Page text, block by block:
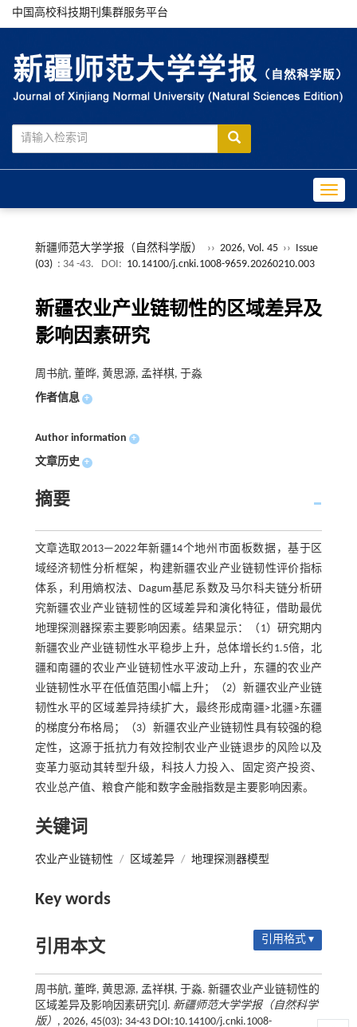
中国高校科技期刊集群服务平台
新疆师范大学学报（自然科学版） ›› 2026, Vol. 45 ›› Issue
(03) : 34 -43. DOI: 10.14100/j.cnki.1008-9659.20260210.003
新疆农业产业链韧性的区域差异及
影响因素研究
周书航, 董晔, 黄思源, 孟祥棋, 于淼
作者信息 +
Author information +
文章历史 +
摘要
文章选取2013—2022年新疆14个地州市面板数据，基于区
域经济韧性分析框架，构建新疆农业产业链韧性评价指标
体系，利用熵权法、Dagum基尼系数及马尔科夫链分析研
究新疆农业产业链韧性的区域差异和演化特征，借助最优
地理探测器探索主要影响因素。结果显示：（1）研究期内
新疆农业产业链韧性水平稳步上升，总体增长约1.5倍，北
疆和南疆的农业产业链韧性水平波动上升，东疆的农业产
业链韧性水平在低值范围小幅上升；（2）新疆农业产业链
韧性水平的区域差异持续扩大，最终形成南疆>北疆>东疆
的梯度分布格局；（3）新疆农业产业链韧性具有较强的稳
定性，这源于抵抗力有效控制农业产业链退步的风险以及
变革力驱动其转型升级，科技人力投入、固定资产投资、
农业总产值、粮食产能和数字金融指数是主要影响因素。
关键词
农业产业链韧性 / 区域差异 / 地理探测器模型
Key words
引用本文 引用格式 ▾
周书航, 董晔, 黄思源, 孟祥棋, 于淼. 新疆农业产业链韧性的
区域差异及影响因素研究[J]. 新疆师范大学学报（自然科学
版） , 2026, 45(03): 34-43 DOI:10.14100/j.cnki.1008-